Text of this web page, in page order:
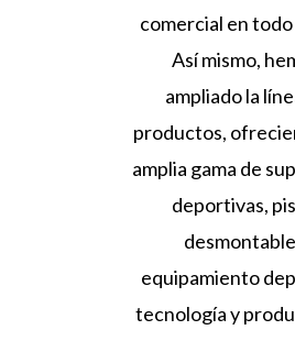
comercial en todo
Así mismo,
ampliado la
productos,
amplia gama de
deportivas,
equipamiento
tecnología y